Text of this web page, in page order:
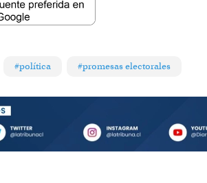
#política #promesas electorales